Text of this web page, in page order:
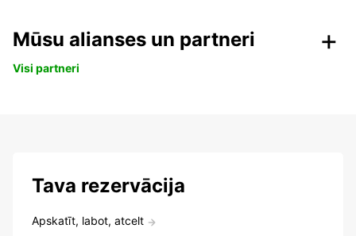
Mūsu alianses un partneri
Visi partneri
Tava rezervācija
Apskatīt, labot, atcelt